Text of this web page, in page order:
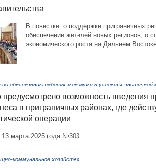
В повестке: о поддержке приграничных
обеспечении жителей новых регионов, о
экономического роста на Дальнем
обеспечению работы экономики в условиях частичной
предусмотрело возможность введения
в приграничных районах, где
операции
13 марта 2025 года №303
коммунальное хозяйство